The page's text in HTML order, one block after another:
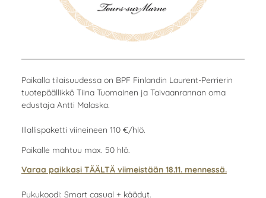
Paikalla tilaisuudessa on BPF Finlandin Laurent-Perrierin
tuotepäällikkö Tiina Tuomainen ja Taivaanrannan oma
edustaja Antti Malaska.
Illallispaketti viineineen 110 €/hlö.
Paikalle mahtuu max. 50 hlö.
Varaa paikkasi TÄÄLTÄ viimeistään 18.11. mennessä.
Pukukoodi: Smart casual + käädyt.